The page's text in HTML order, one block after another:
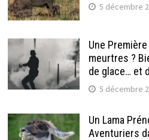
5 décembre
Une
meurtres ?
de glace… et
5 décembre
Un Lama
Aventuriers